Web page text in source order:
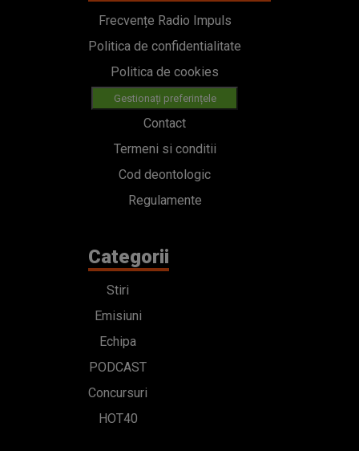
Frecvențe Radio Impuls
Politica de confidentialitate
Politica de cookies
Gestionați preferințele
Contact
Termeni si conditii
Cod deontologic
Regulamente
Categorii
Stiri
Emisiuni
Echipa
PODCAST
Concursuri
HOT40